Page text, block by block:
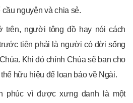
nguyện và chia sẻ.
trên, người tông đồ hay nói cách
tiên phải là người có đời sống
Khi đó chính Chúa sẽ ban cho
hữu hiệu để loan báo về Ngài.
phúc vì được xưng danh là một